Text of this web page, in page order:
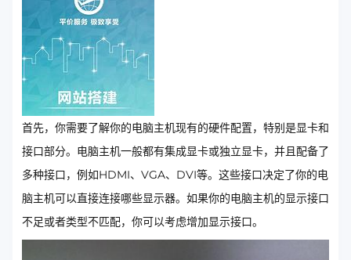
首先，你需要了解你的电脑主机现有的硬件配置，特别是显卡和
接口部分。电脑主机一般都有集成显卡或独立显卡，并且配备了
多种接口，例如HDMI、VGA、DVI等。这些接口决定了你的电
脑主机可以直接连接哪些显示器。如果你的电脑主机的显示接口
不足或者类型不匹配，你可以考虑增加显示接口。